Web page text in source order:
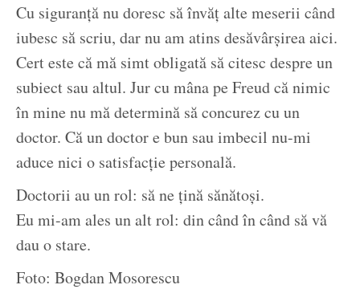
Cu siguranță nu doresc să învăț alte meserii când
iubesc să scriu, dar nu am atins desăvârșirea aici.
Cert este că mă simt obligată să citesc despre un
subiect sau altul. Jur cu mâna pe Freud că nimic
în mine nu mă determină să concurez cu un
doctor. Că un doctor e bun sau imbecil nu-mi
aduce nici o satisfacție personală.
Doctorii au un rol: să ne țină sănătoși.
Eu mi-am ales un alt rol: din când în când să vă
dau o stare.
Foto: Bogdan Mosorescu